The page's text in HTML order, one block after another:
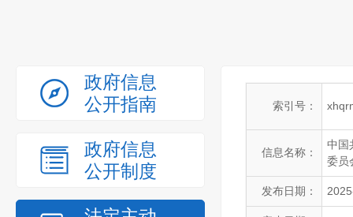
政府信息
公开指南
政府信息
公开制度
索引号：
信息名称：
中国
委员
发布日期：